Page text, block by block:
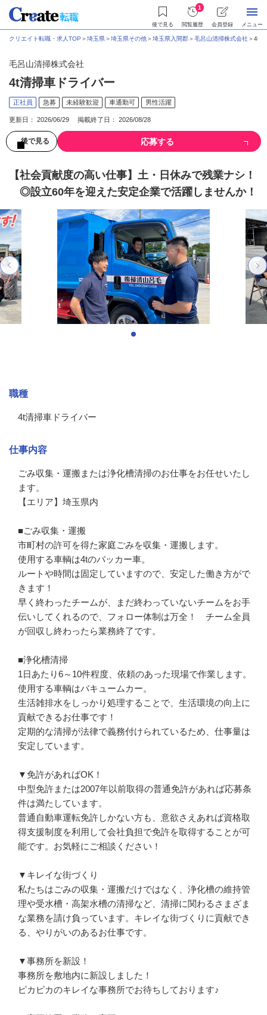
後で見る
1
閲覧履歴 会員登録 メニュー
クリエイト転職・求人TOP ＞埼玉県＞埼玉県その他＞埼玉県入間郡＞毛呂山清掃株式会社＞4t清
毛呂山清掃株式会社
4t清掃車ドライバー
正社員 急募 未経験歓迎 車通勤可 男性活躍
更新日： 2026/06/29 掲載終了日： 2026/08/28
後で見る 応募する
【社会貢献度の高い仕事】土・日休みで残業ナシ！
◎設立60年を迎えた安定企業で活躍しませんか！
職種
4t清掃車ドライバー
仕事内容
ごみ収集・運搬または浄化槽清掃のお仕事をお任せいたし
ます。
【エリア】埼玉県内
■ごみ収集・運搬
市町村の許可を得た家庭ごみを収集・運搬します。
使用する車輌は4tのパッカー車。
ルートや時間は固定していますので、安定した働き方がで
きます！
早く終わったチームが、まだ終わっていないチームをお手
伝いしてくれるので、フォロー体制は万全！　チーム全員
が回収し終わったら業務終了です。
■浄化槽清掃
1日あたり6～10件程度、依頼のあった現場で作業します。
使用する車輌はバキュームカー。
生活雑排水をしっかり処理することで、生活環境の向上に
貢献できるお仕事です！
定期的な清掃が法律で義務付けられているため、仕事量は
安定しています。
▼免許があればOK！
中型免許または2007年以前取得の普通免許があれば応募条
件は満たしています。
普通自動車運転免許しかない方も、意欲さえあれば資格取
得支援制度を利用して会社負担で免許を取得することが可
能です。お気軽にご相談ください！
▼キレイな街づくり
私たちはごみの収集・運搬だけではなく、浄化槽の維持管
理や受水槽・高架水槽の清掃など、清掃に関わるさまざま
な業務を請け負っています。キレイな街づくりに貢献でき
る、やりがいのあるお仕事です。
▼事務所を新設！
事務所を敷地内に新設しました！
ピカピカのキレイな事務所でお待ちしております♪